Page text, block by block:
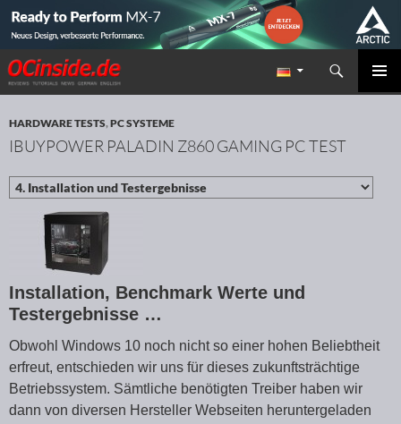
Redaktion ocinside.de PC Hardware Portal
Suchen
ZUM INHALT SPRINGEN
HARDWARE TESTS,PC SYSTEME
IBUYPOWER PALADIN Z860 GAMING PC TEST
Installation, Benchmark Werte und
Testergebnisse …
Obwohl Windows 10 noch nicht so einer hohen Beliebtheit
erfreut, entschieden wir uns für dieses zukunftsträchtige
Betriebssystem. Sämtliche benötigten Treiber haben wir
dann von diversen Hersteller Webseiten heruntergeladen